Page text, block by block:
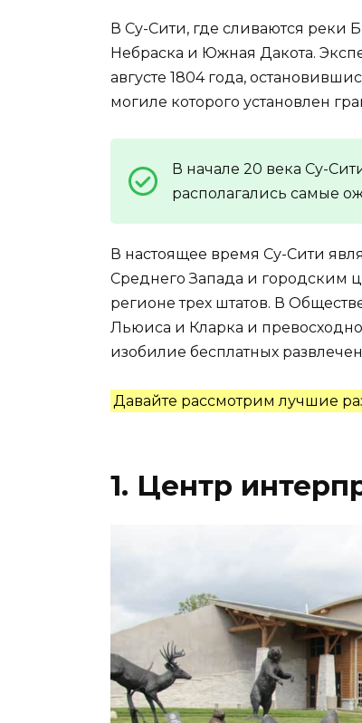
В Су-Сити, где сливаются реки
Небраска и Южная Дакота.
августе 1804 года,
могиле которого установлен
В начале 20 века Су-
располагались самые
В настоящее время Су-Сити
Среднего Запада и городским
регионе трех штатов. В
Льюиса и Кларка и
изобилие бесплатных
Давайте рассмотрим лучшие
1. Центр